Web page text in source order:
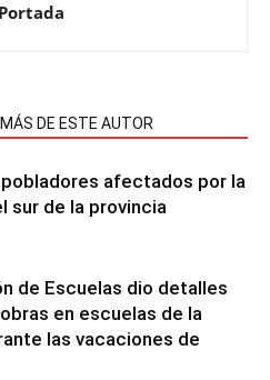
MÁS DE ESTE AUTOR
afectados por la
sur de la provincia
de Escuelas dio detalles
en escuelas de la
las vacaciones de